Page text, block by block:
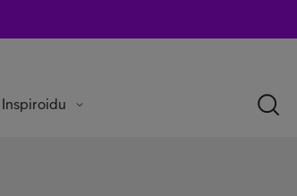
Inspiroidu